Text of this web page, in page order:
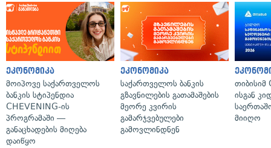
ეკონომიკა
მოიპოვე საქართველოს
ბანკის სტიპენდია
CHEVENING-ის
პროგრამაში —
განაცხადების მიღება
დაიწყო
ეკონომიკა
საქართველოს ბანკის
გზავნილების გათამაშების
მეორე კვირის
გამარჯვებულები
გამოვლინდნენ
ისგან
მიიღო